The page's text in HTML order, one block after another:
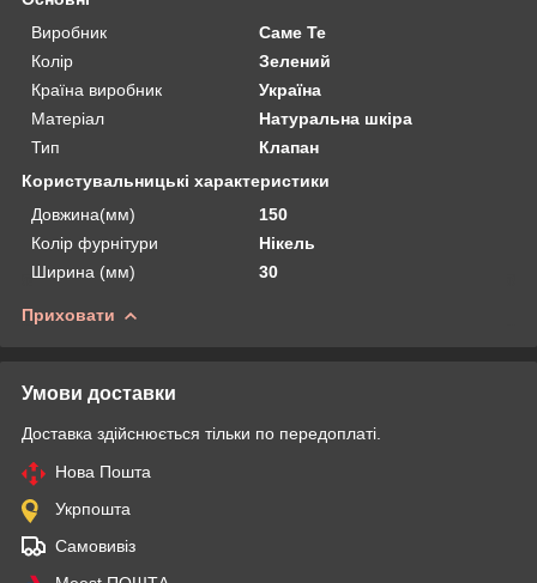
Виробник
Саме Те
Колір
Зелений
Країна виробник
Україна
Матеріал
Натуральна шкіра
Тип
Клапан
Користувальницькі характеристики
Довжина(мм)
150
Колір фурнітури
Нікель
Ширина (мм)
30
Приховати
Умови доставки
Доставка здійснюється тільки по передоплаті.
Нова Пошта
Укрпошта
Самовивіз